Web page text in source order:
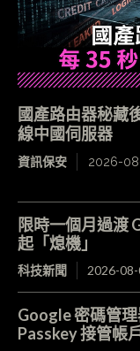
國產路由器秘藏
線中國伺服器
資訊保安 2026-
限時一個月過渡
起「熄機」
科技新聞 2026-
Google 密碼管
Passkey 接管帳